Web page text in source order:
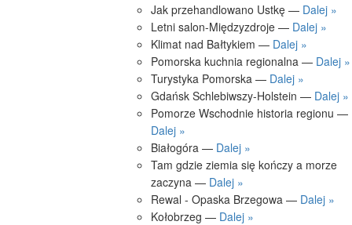
Jak przehandlowano Ustkę — Dalej »
Letni salon-Międzyzdroje — Dalej »
Klimat nad Bałtykiem — Dalej »
Pomorska kuchnia regionalna — Dalej »
Turystyka Pomorska — Dalej »
Gdańsk Schlebiwszy-Holstein — Dalej »
Pomorze Wschodnie historia regionu —
Dalej »
Białogóra — Dalej »
Tam gdzie ziemia się kończy a morze
zaczyna — Dalej »
Rewal - Opaska Brzegowa — Dalej »
Kołobrzeg — Dalej »